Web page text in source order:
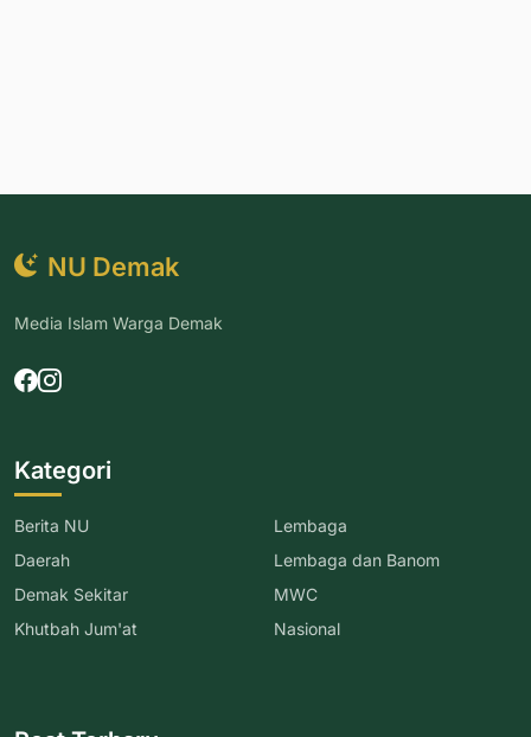
NU Demak
Media Islam Warga Demak
Kategori
Berita NU
Daerah
Demak Sekitar
Khutbah Jum'at
Lembaga
Lembaga dan Banom
MWC
Nasional